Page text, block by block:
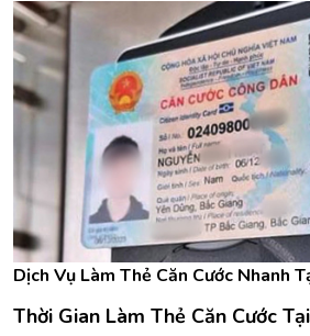
Dịch Vụ Làm Thẻ Căn Cước Nhanh
Thời Gian Làm Thẻ Căn Cước